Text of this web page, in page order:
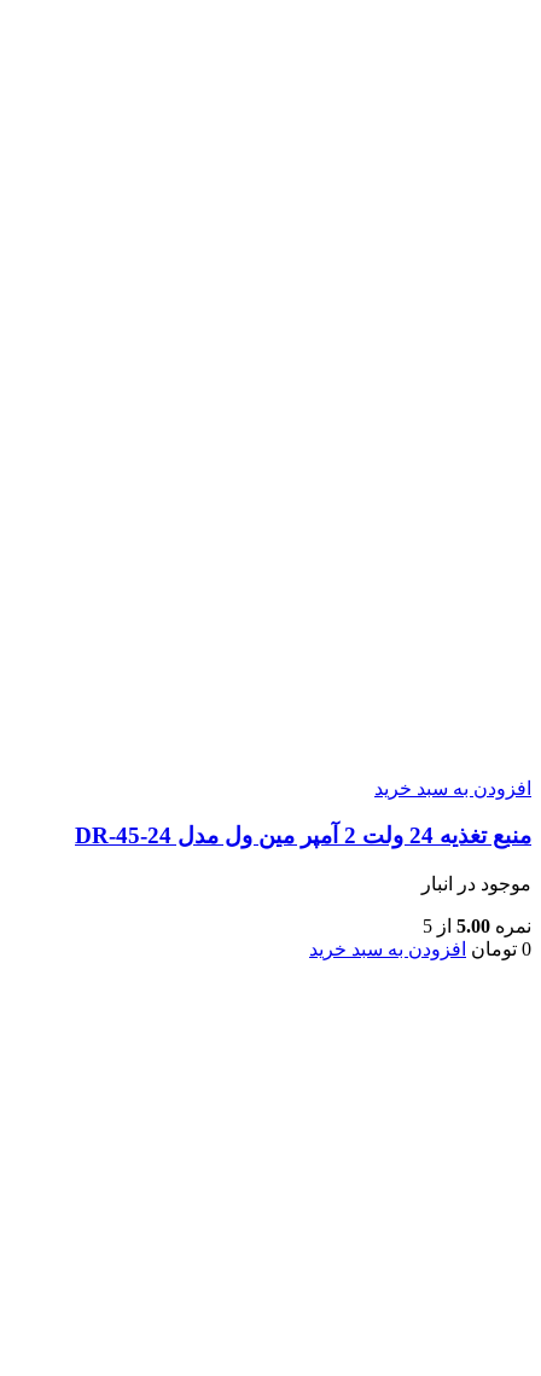
افزودن به سبد خرید
منبع تغذیه 24 ولت 2 آمپر مین ول مدل DR-45-24
موجود در انبار
نمره 5.00 از 5
0 تومان افزودن به سبد خرید